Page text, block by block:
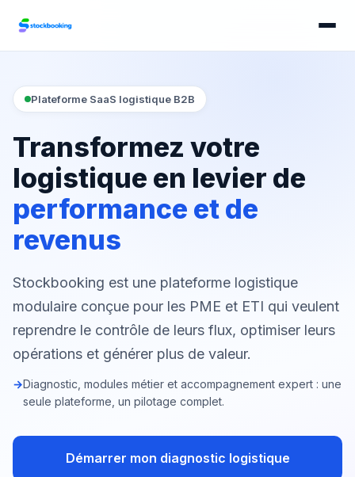
Plateforme SaaS logistique B2B
Transformez votre
logistique en levier de
performance et de
revenus
Stockbooking est une plateforme logistique
modulaire conçue pour les PME et ETI qui veulent
reprendre le contrôle de leurs flux, optimiser leurs
opérations et générer plus de valeur.
Diagnostic, modules métier et accompagnement expert : une
seule plateforme, un pilotage complet.
Démarrer mon diagnostic logistique